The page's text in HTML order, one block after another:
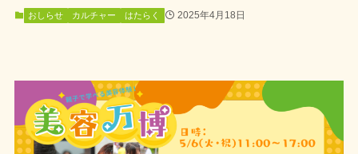
おしらせ カルチャー はたらく 2025年4月18日